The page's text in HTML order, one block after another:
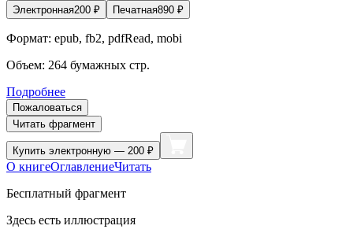
Электронная200 ₽ Печатная890 ₽
Формат: epub, fb2, pdfRead, mobi
Объем: 264 бумажных стр.
Подробнее
Пожаловаться
Читать фрагмент
Купить электронную — 200 ₽
О книгеОглавлениеЧитать
Бесплатный фрагмент
Здесь есть иллюстрация